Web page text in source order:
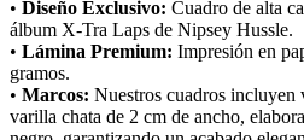
• Diseño Exclusivo: Cuadro de alta
álbum X-Tra Laps de Nipsey Hussle.
• Lámina Premium: Impresión en
gramos.
• Marcos: Nuestros cuadros incluyen
varilla chata de 2 cm de ancho,